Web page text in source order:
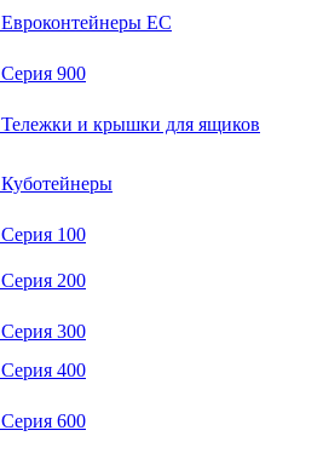
Евроконтейнеры ЕС
Серия 900
Тележки и крышки для ящиков
Куботейнеры
Серия 100
Серия 200
Серия 300
Серия 400
Серия 600